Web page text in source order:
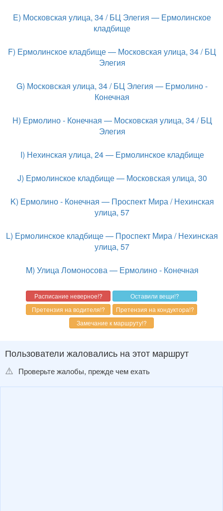
E) Московская улица, 34 / БЦ Элегия — Ермолинское
кладбище
F) Ермолинское кладбище — Московская улица, 34 / БЦ
Элегия
G) Московская улица, 34 / БЦ Элегия — Ермолино -
Конечная
H) Ермолино - Конечная — Московская улица, 34 / БЦ
Элегия
I) Нехинская улица, 24 — Ермолинское кладбище
J) Ермолинское кладбище — Московская улица, 30
K) Ермолино - Конечная — Проспект Мира / Нехинская
улица, 57
L) Ермолинское кладбище — Проспект Мира / Нехинская
улица, 57
M) Улица Ломоносова — Ермолино - Конечная
Пользователи жаловались на этот маршрут
⚠️
Проверьте жалобы, прежде чем ехать